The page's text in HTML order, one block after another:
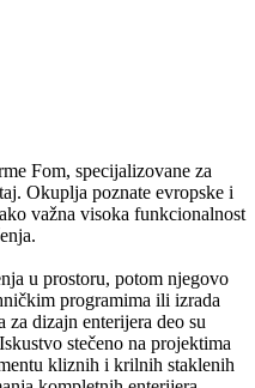
Fom, specijalizovane za
Okuplja poznate evropske i
važna visoka funkcionalnost
u prostoru, potom njegovo
programima ili izrada
za dizajn enterijera deo su
stečeno na projektima
kliznih i krilnih staklenih